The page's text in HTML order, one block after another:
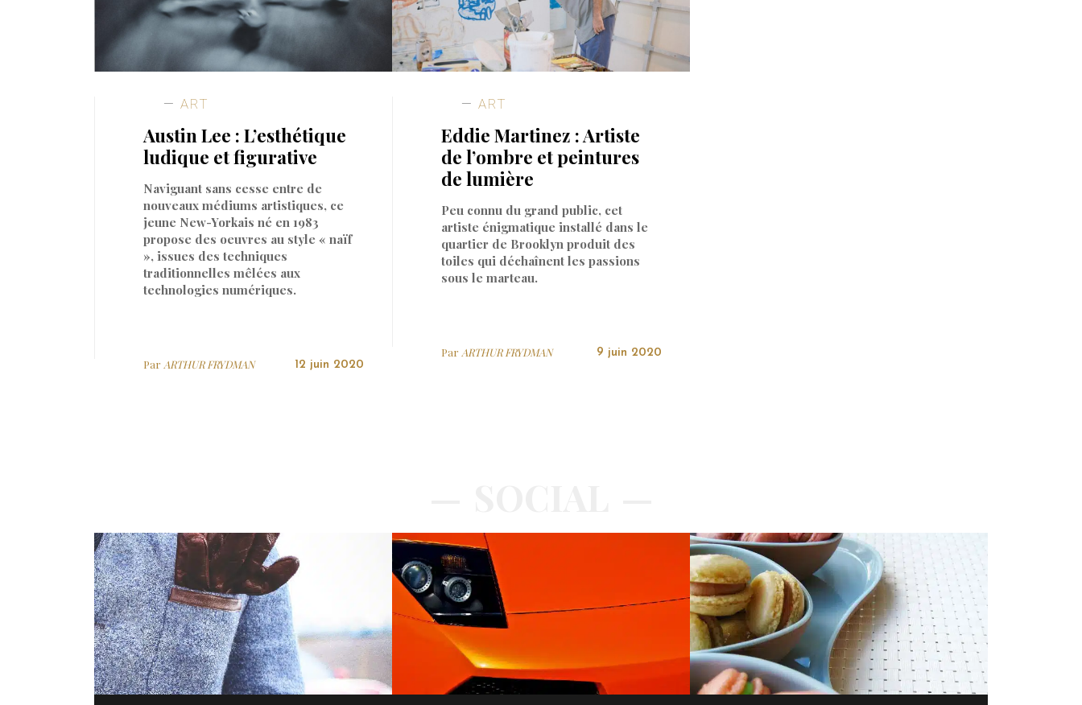
ART
Austin Lee : L’esthétique
ludique et figurative
Naviguant sans cesse entre de
nouveaux médiums artistiques, ce
jeune New-Yorkais né en 1983
propose des oeuvres au style « naïf
», issues des techniques
traditionnelles mêlées aux
technologies numériques.
Par ARTHUR FRYDMAN 12 juin 2020
ART
Eddie Martinez : Artiste
de l’ombre et peintures
de lumière
Peu connu du grand public, cet
artiste énigmatique installé dans le
quartier de Brooklyn produit des
toiles qui déchaînent les passions
sous le marteau.
Par ARTHUR FRYDMAN 9 juin 2020